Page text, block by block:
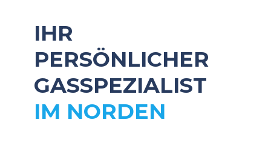
IHR
PERSÖNLICHER
GASSPEZIALIST
IM NORDEN